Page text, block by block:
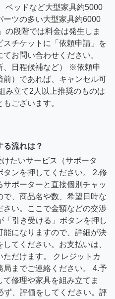
ベッドなど大型家具約5000
ーツの多い大型家具約6000
の段階では料金は発生しま
チケットに「依頼申請」を
お問い合わせください。
、日程候補など） ※依頼申
）であれば、キャンセル可
立て2人以上推奨のものは
ございます。
る流れは？
たいサービス（サポータ
ンを押してください。 2.修
ポーターと直接個別チャッ
で、商品名や数、希望日時な
さい。ここで金額などの交渉
「引き受ける」ボタンを押し
になりますので、詳細が決
てください。お支払いは、
だけます。 クレジットカ
までご連絡ください。 4.予
修理や家具を組み立てま
ず、評価をしてください。評